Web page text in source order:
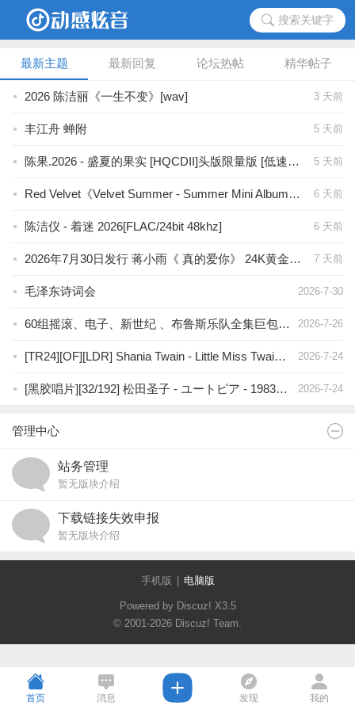
搜索关键字
最新主题 最新回复 论坛热帖 精华帖子
3 天前
2026 陈洁丽《一生不变》[wav]
5 天前
丰江舟 蝉附
5 天前
陈果.2026 - 盛夏的果实 [HQCDII]头版限量版 [低速抓轨WAV+CUE]整轨
6 天前
Red Velvet《Velvet Summer - Summer Mini Album》2026/FLAC/BD
6 天前
陈洁仪 - 着迷 2026[FLAC/24bit 48khz]
7 天前
2026年7月30日发行 蒋小雨《 真的爱你》 24K黄金母盘 wav分轨
2026-7-30
毛泽东诗词会
2026-7-26
60组摇滚、电子、新世纪 、布鲁斯乐队全集巨包 1.6TB
2026-7-24
[TR24][OF][LDR] Shania Twain - Little Miss Twain - 2026 (Pop, Country)
2026-7-24
[黑胶唱片][32/192] 松田圣子 - ユートピア - 1983年（LP），WavPack（image+.cue）
管理中心
站务管理
暂无版块介绍
下载链接失效申报
暂无版块介绍
手机版 电脑版
Powered by Discuz! X3.5
© 2001-2026 Discuz! Team.
首页 消息 发现 我的